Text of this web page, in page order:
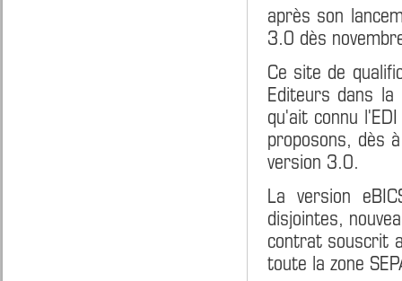
après son
3.0 dès
Ce site de
Editeurs dans
qu'ait connu
proposons, dès
version 3.0.
La version
disjointes,
contrat souscrit
toute la zone